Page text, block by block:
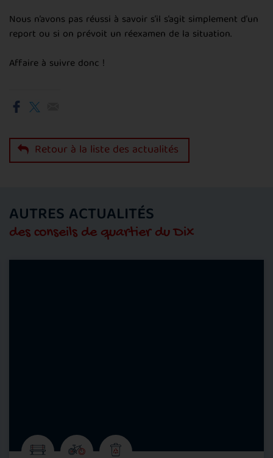
Nous n’avons pas réussi à savoir s’il s’agit simplement d’un
report ou si on prévoit un réexamen de la situation.
Affaire à suivre donc !
Retour à la liste des actualités
AUTRES ACTUALITÉS
des conseils de quartier du Dix